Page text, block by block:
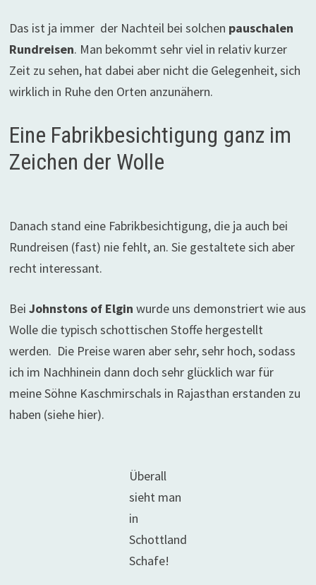
Das ist ja immer der Nachteil bei solchen pauschalen
Rundreisen. Man bekommt sehr viel in relativ kurzer
Zeit zu sehen, hat dabei aber nicht die Gelegenheit, sich
wirklich in Ruhe den Orten anzunähern.
Eine Fabrikbesichtigung ganz im
Zeichen der Wolle
Danach stand eine Fabrikbesichtigung, die ja auch bei
Rundreisen (fast) nie fehlt, an. Sie gestaltete sich aber
recht interessant.
Bei Johnstons of Elgin wurde uns demonstriert wie aus
Wolle die typisch schottischen Stoffe hergestellt
werden. Die Preise waren aber sehr, sehr hoch, sodass
ich im Nachhinein dann doch sehr glücklich war für
meine Söhne Kaschmirschals in Rajasthan erstanden zu
haben (siehe hier).
Überall
sieht man
in
Schottland
Schafe!